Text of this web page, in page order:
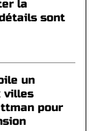
la
sont
un
villes
pour